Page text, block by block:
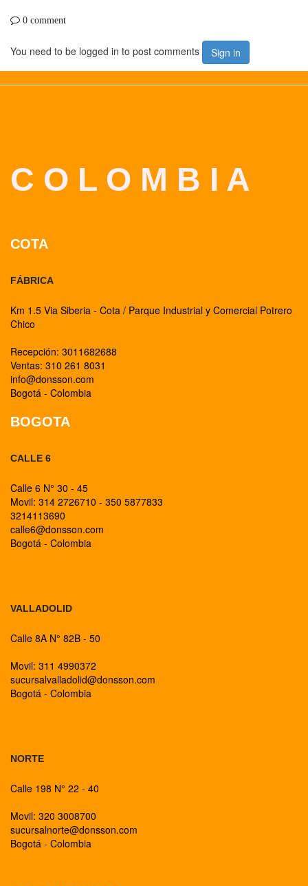
0 comment
You need to be logged in to post comments Sign in
C O L O M B I A
COTA
FÁBRICA
Km 1.5 Via Siberia - Cota / Parque Industrial y Comercial Potrero
Chico
Recepción: 3011682688
Ventas: 310 261 8031
info@donsson.com
Bogotá - Colombia
BOGOTA
CALLE 6
Calle 6 N° 30 - 45
Movil: 314 2726710 - 350 5877833
3214113690
calle6@donsson.com
Bogotá - Colombia
VALLADOLID
Calle 8A N° 82B - 50
Movil: 311 4990372
sucursalvalladolid@donsson.com
Bogotá - Colombia
NORTE
Calle 198 N° 22 - 40
Movil: 320 3008700
sucursalnorte@donsson.com
Bogotá - Colombia